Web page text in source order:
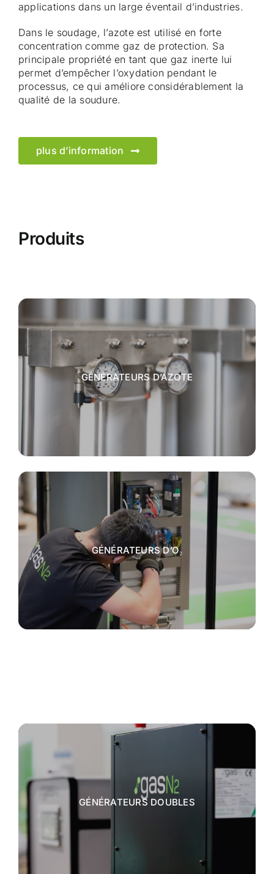
applications dans un large éventail d’industries.
Dans le soudage, l’azote est utilisé en forte
concentration comme gaz de protection. Sa
principale propriété en tant que gaz inerte lui
permet d’empêcher l’oxydation pendant le
processus, ce qui améliore considérablement la
qualité de la soudure.
plus d’information
Produits
GÉNÉRATEURS D’AZOTE
GÉNÉRATEURS D’O₂
GÉNÉRATEURS DOUBLES